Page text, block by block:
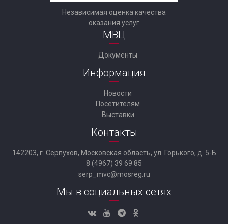
Независимая оценка качества
оказания услуг
МВЦ
Документы
Информация
Новости
Посетителям
Выставки
Контакты
142203, г. Серпухов, Московская область, ул. Горького, д. 5-Б
8 (4967) 39 69 85
serp_mvc@mosreg.ru
Мы в социальных сетях